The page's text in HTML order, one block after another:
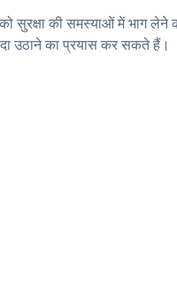
की समस्याओं में भाग लेने
उठाने का प्रयास कर सकते हैं।